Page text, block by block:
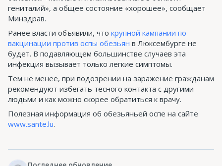
гениталий», а общее состояние «хорошее», сообщает
Минздрав.
Ранее власти объявили, что крупной кампании по
вакцинации против оспы обезьян в Люксембурге не
будет. В подавляющем большинстве случаев эта
инфекция вызывает только легкие симптомы.
Тем не менее, при подозрении на заражение гражданам
рекомендуют избегать тесного контакта с другими
людьми и как можно скорее обратиться к врачу.
Полезная информация об обезьяньей оспе на сайте
www.sante.lu.